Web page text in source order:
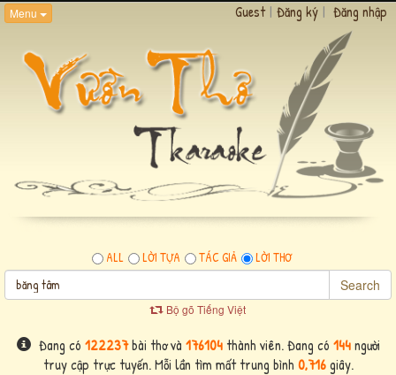
Menu Guest | Đăng ký | Đăng nhập
ALL LỜI TỰA TÁC GIẢ LỜI THƠ
Search
Bộ gõ Tiếng Việt
Đang có 122237bài thơ và 176104thành viên. Đang có 144người
truy cập trực tuyến. Mỗi lần tìm mất trung bình 0,716giây.